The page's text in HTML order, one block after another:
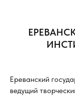
Ереванский
ведущий